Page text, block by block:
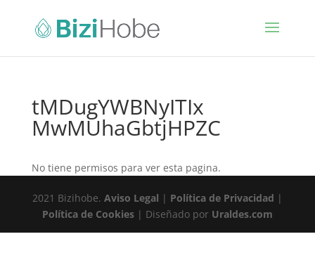
tMDugYWBNyITIx
MwMUhaGbtjHPZC
No tiene permisos para ver esta pagina.
2021 Bizihobe. Aviso Legal | Política de Privacidad |
Política de Cookies| Diseñado por Uraldes.com